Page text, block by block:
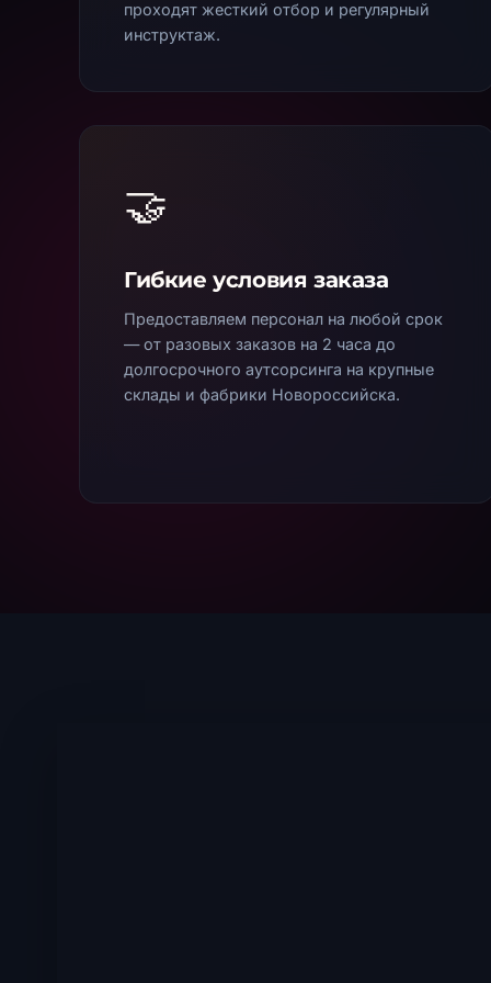
проходят жесткий отбор и регулярный
инструктаж.
🤝
Гибкие условия заказа
Предоставляем персонал на любой срок
— от разовых заказов на 2 часа до
долгосрочного аутсорсинга на крупные
склады и фабрики Новороссийска.